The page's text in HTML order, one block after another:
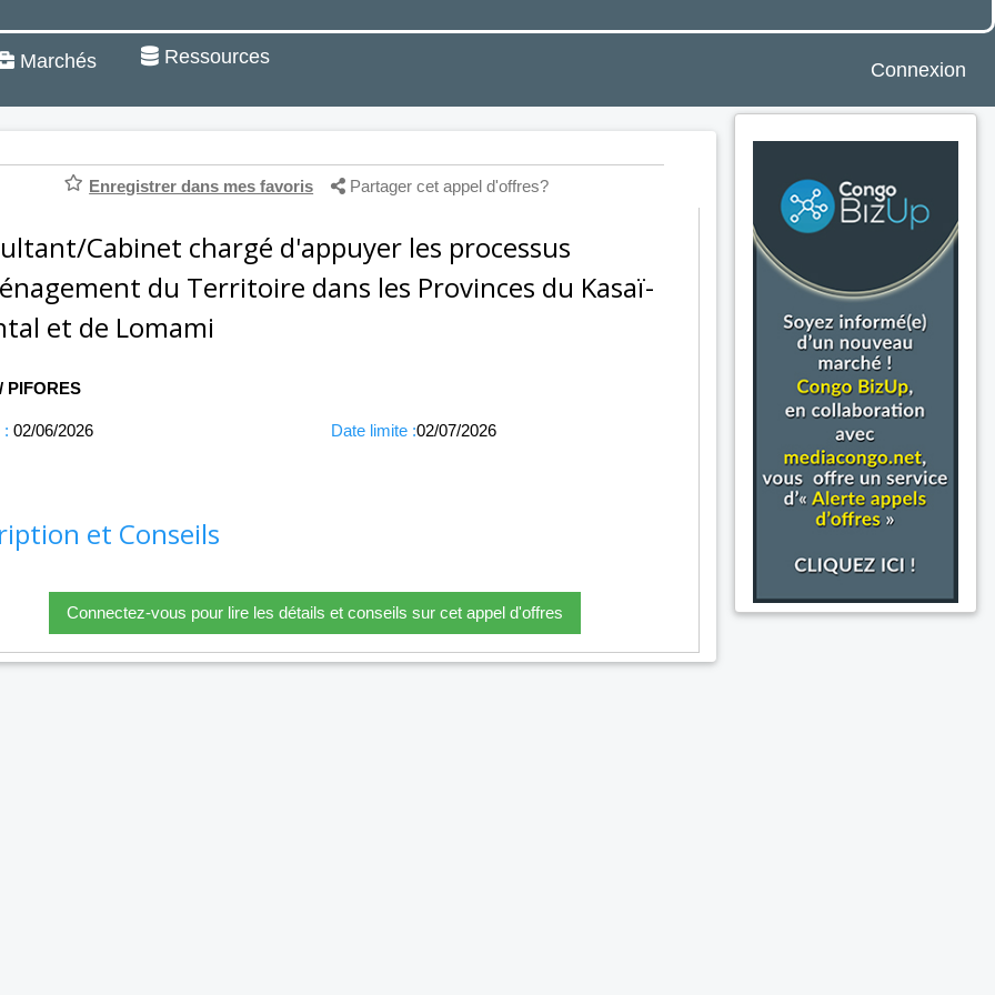
Marchés Ressources
Connexion
Enregistrer dans mes favoris Partager cet appel d'offres?
Cabinet chargé d'appuyer les processus
du Territoire dans les Provinces du Kasaï-
et de Lomami
PIFORES
: 02/06/2026 Date limite :02/07/2026
et Conseils
Connectez-vous pour lire les détails et conseils sur cet appel d'offres